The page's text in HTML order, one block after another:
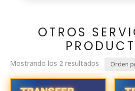
OTROS
Mostrando los 2 resultados